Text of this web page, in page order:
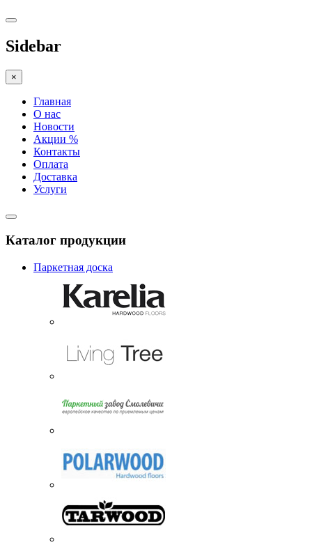
Sidebar
×
Главная
О нас
Новости
Акции %
Контакты
Оплата
Доставка
Услуги
Каталог продукции
Паркетная доска